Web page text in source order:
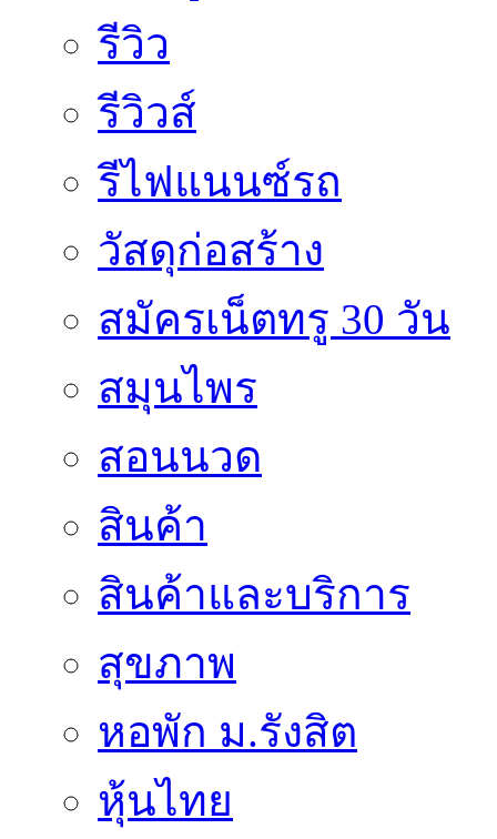
รีวิว
รีวิวส์
รีไฟแนนซ์รถ
วัสดุก่อสร้าง
สมัครเน็ตทรู 30 วัน
สมุนไพร
สอนนวด
สินค้า
สินค้าและบริการ
สุขภาพ
หอพัก ม.รังสิต
หุ้นไทย